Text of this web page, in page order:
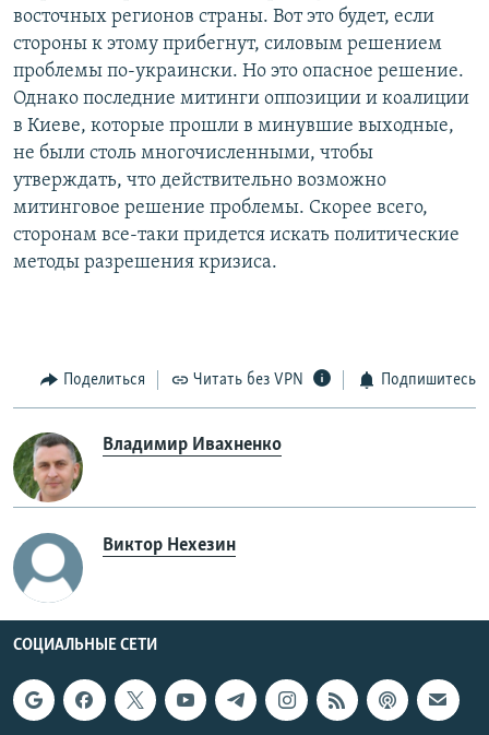
восточных регионов страны. Вот это будет, если
стороны к этому прибегнут, силовым решением
проблемы по-украински. Но это опасное решение.
Однако последние митинги оппозиции и коалиции
в Киеве, которые прошли в минувшие выходные,
не были столь многочисленными, чтобы
утверждать, что действительно возможно
митинговое решение проблемы. Скорее всего,
сторонам все-таки придется искать политические
методы разрешения кризиса.
Поделиться Читать без VPN Подпишитесь
Владимир Ивахненко
Виктор Нехезин
СОЦИАЛЬНЫЕ СЕТИ